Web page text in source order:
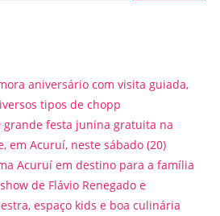
aniversário com visita guiada,
tipos de chopp
grande festa junina gratuita na
em Acuruí, neste sábado (20)
Acuruí em destino para a família
de Flávio Renegado e
espaço kids e boa culinária